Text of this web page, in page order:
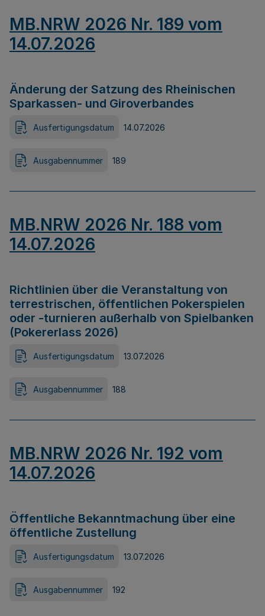
MB.NRW 2026 Nr. 189 vom
14.07.2026
Änderung der Satzung des Rheinischen
Sparkassen- und Giroverbandes
Ausfertigungsdatum 14.07.2026
Ausgabennummer 189
MB.NRW 2026 Nr. 188 vom
14.07.2026
Richtlinien über die Veranstaltung von
terrestrischen, öffentlichen Pokerspielen
oder -turnieren außerhalb von Spielbanken
(Pokererlass 2026)
Ausfertigungsdatum 13.07.2026
Ausgabennummer 188
MB.NRW 2026 Nr. 192 vom
14.07.2026
Öffentliche Bekanntmachung über eine
öffentliche Zustellung
Ausfertigungsdatum 13.07.2026
Ausgabennummer 192